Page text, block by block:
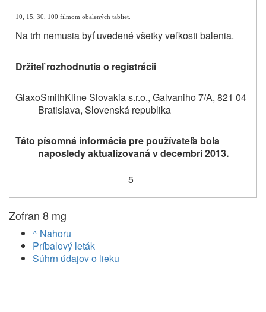
10, 15, 30, 100 filmom obalených tabliet.
Na trh nemusia byť uvedené všetky veľkosti balenia.
Držiteľ rozhodnutia o registrácii
GlaxoSmithKline Slovakia s.r.o., Galvaniho 7/A, 821 04
Bratislava, Slovenská republika
Táto písomná informácia pre používateľa bola
naposledy aktualizovaná v decembri 2013.
5
Zofran 8 mg
^ Nahoru
Príbalový leták
Súhrn údajov o lieku